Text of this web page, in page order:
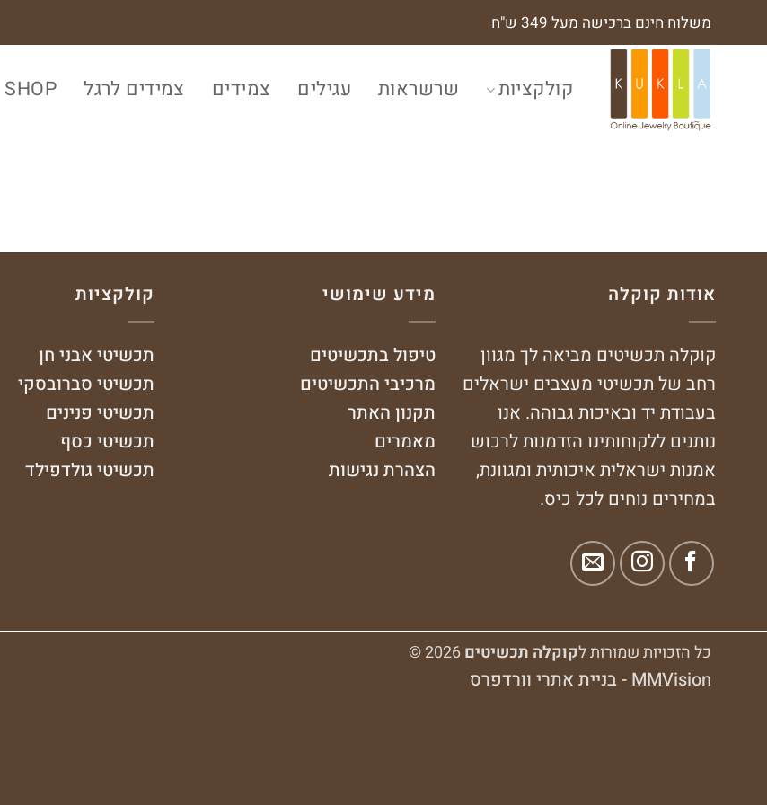
משלוח חינם ברכישה מעל 349 ש"ח
קולקציות שרשראות עגילים צמידים צמידים לרגל SHOP
אודות קוקלה
קוקלה תכשיטים מביאה לך מגוון
רחב של תכשיטי מעצבים ישראלים
בעבודת יד ובאיכות גבוהה. אנו
נותנים ללקוחותינו הזדמנות לרכוש
אמנות ישראלית איכותית ומגוונת,
במחירים נוחים לכל כיס.
מידע שימושי
טיפול בתכשיטים
מרכיבי התכשיטים
תקנון האתר
מאמרים
הצהרת נגישות
קולקציות
תכשיטי אבני חן
תכשיטי סברובסקי
תכשיטי פנינים
תכשיטי כסף
תכשיטי גולדפילד
כל הזכויות שמורות לקוקלה תכשיטים
MMVision - בניית אתרי וורדפרס